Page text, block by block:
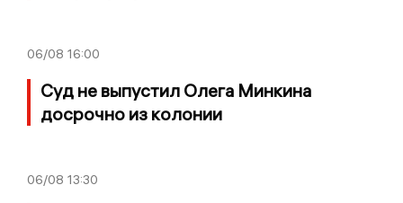
06/08 16:00
Суд не выпустил Олега Минкина
досрочно из колонии
06/08 13:30